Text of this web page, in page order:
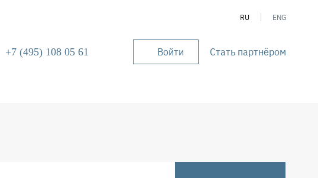
+7 (495) 108 05 61
RU ENG
User
Войти Стать партнёром